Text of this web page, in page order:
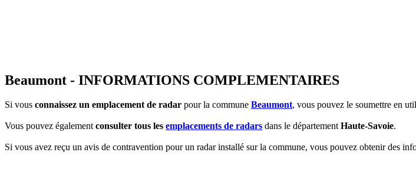
Beaumont - INFORMATIONS COMPLEMENTAIRES
Si vous connaissez un emplacement de radar pour la commune Beaumont, vous pouvez le soumettre en
Vous pouvez égalementconsulter tous les emplacements de radars dans le départementHaute-Savoie.
Si vous avez reçu un avis de contravention pour un radar installé sur la commune, vous pouvez obtenir des